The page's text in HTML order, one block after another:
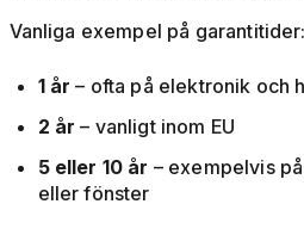
Vanliga exempel på garantitider:
1 år – ofta på elektronik och
2 år – vanligt inom EU
5 eller 10 år – exempelvis
eller fönster